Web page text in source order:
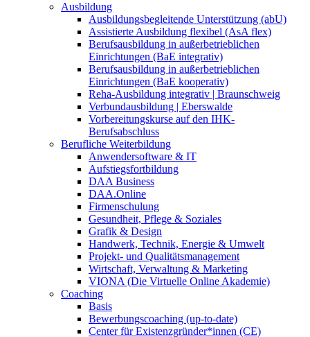
Ausbildung
Ausbildungsbegleitende Unterstützung (abU)
Assistierte Ausbildung flexibel (AsA flex)
Berufsausbildung in außerbetrieblichen
Einrichtungen (BaE integrativ)
Berufsausbildung in außerbetrieblichen
Einrichtungen (BaE kooperativ)
Reha-Ausbildung integrativ | Braunschweig
Verbundausbildung | Eberswalde
Vorbereitungskurse auf den IHK-
Berufsabschluss
Berufliche Weiterbildung
Anwendersoftware & IT
Aufstiegsfortbildung
DAA Business
DAA.Online
Firmenschulung
Gesundheit, Pflege & Soziales
Grafik & Design
Handwerk, Technik, Energie & Umwelt
Projekt- und Qualitätsmanagement
Wirtschaft, Verwaltung & Marketing
VIONA (Die Virtuelle Online Akademie)
Coaching
Basis
Bewerbungscoaching (up-to-date)
Center für Existenzgründer*innen (CE)